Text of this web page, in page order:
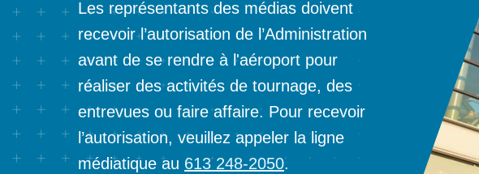
Les représentants des médias doivent
recevoir l’autorisation de l’Administration
avant de se rendre à l'aéroport pour
réaliser des activités de tournage, des
entrevues ou faire affaire. Pour recevoir
l’autorisation, veuillez appeler la ligne
médiatique au 613 248-2050.